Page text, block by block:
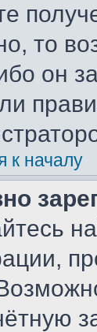
то
он
к началу